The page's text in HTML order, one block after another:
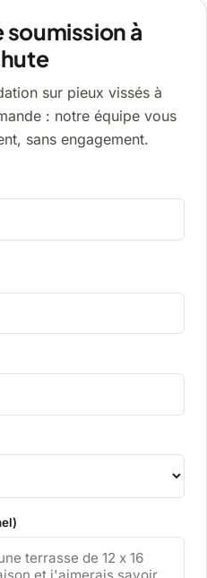
soumission à
sur pieux vissés à
: notre équipe vous
sans engagement.